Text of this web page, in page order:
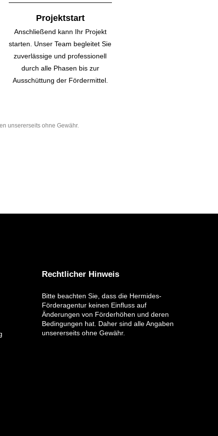
Projektstart
Anschließend kann Ihr Projekt
starten. Unser Team begleitet Sie
zuverlässige und professionell
durch alle Phasen bis zur
Ausschüttung der Fördermittel.
unsererseits ohne Gewähr.
Rechtlicher Hinweis
Bitte beachten Sie, dass die Hermides-
Förderagentur keinen Einfluss auf
Änderungen von Förderhöhen und deren
Bedingungen hat. Daher sind alle Angaben
unsererseits ohne Gewähr.